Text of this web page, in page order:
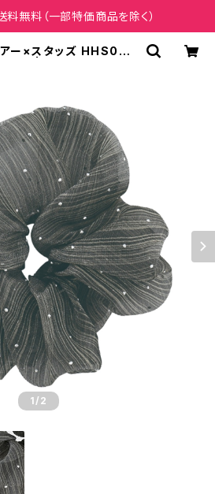
無料（一部特価商品を除く）
アー×スタッズ HHS064
1 /2